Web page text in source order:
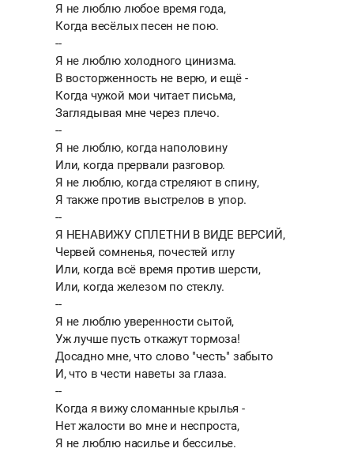
Я не люблю любое время года,
Когда весёлых песен не пою.
--
Я не люблю холодного цинизма.
В восторженность не верю, и ещё -
Когда чужой мои читает письма,
Заглядывая мне через плечо.
--
Я не люблю, когда наполовину
Или, когда прервали разговор.
Я не люблю, когда стреляют в спину,
Я также против выстрелов в упор.
--
Я НЕНАВИЖУ СПЛЕТНИ В ВИДЕ ВЕРСИЙ,
Червей сомненья, почестей иглу
Или, когда всё время против шерсти,
Или, когда железом по стеклу.
--
Я не люблю уверенности сытой,
Уж лучше пусть откажут тормоза!
Досадно мне, что слово "честь" забыто
И, что в чести наветы за глаза.
--
Когда я вижу сломанные крылья -
Нет жалости во мне и неспроста,
Я не люблю насилье и бессилье.